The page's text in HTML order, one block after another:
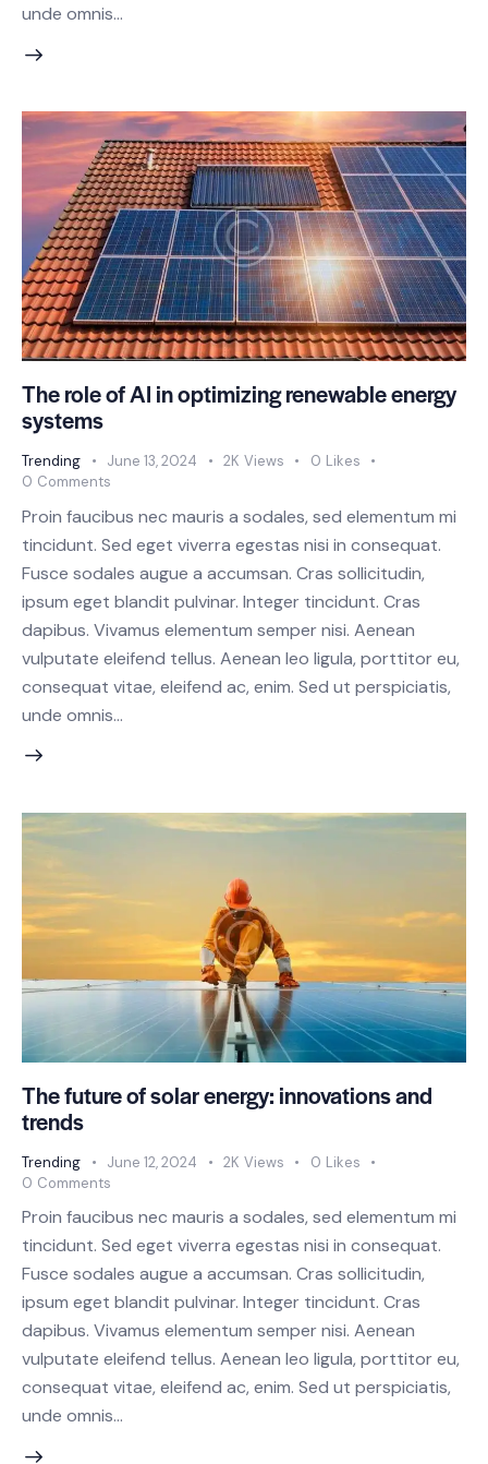
unde omnis…
The role of AI in optimizing renewable energy
systems
Trending June 13, 2024 2K Views 0 Likes
0 Comments
Proin faucibus nec mauris a sodales, sed elementum mi
tincidunt. Sed eget viverra egestas nisi in consequat.
Fusce sodales augue a accumsan. Cras sollicitudin,
ipsum eget blandit pulvinar. Integer tincidunt. Cras
dapibus. Vivamus elementum semper nisi. Aenean
vulputate eleifend tellus. Aenean leo ligula, porttitor eu,
consequat vitae, eleifend ac, enim. Sed ut perspiciatis,
unde omnis…
The future of solar energy: innovations and
trends
Trending June 12, 2024 2K Views 0 Likes
0 Comments
Proin faucibus nec mauris a sodales, sed elementum mi
tincidunt. Sed eget viverra egestas nisi in consequat.
Fusce sodales augue a accumsan. Cras sollicitudin,
ipsum eget blandit pulvinar. Integer tincidunt. Cras
dapibus. Vivamus elementum semper nisi. Aenean
vulputate eleifend tellus. Aenean leo ligula, porttitor eu,
consequat vitae, eleifend ac, enim. Sed ut perspiciatis,
unde omnis…